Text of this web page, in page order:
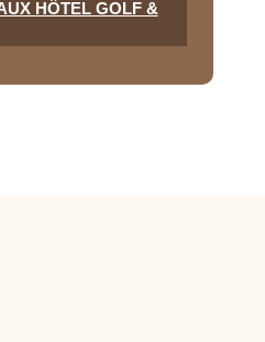
HÔTEL GOLF &